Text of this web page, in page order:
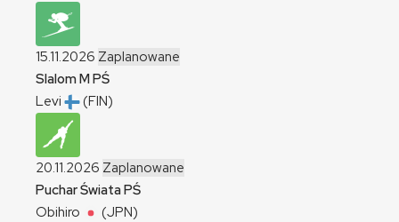
15.11.2026 Zaplanowane
SlalomMPŚ
Levi
(FIN)
20.11.2026 Zaplanowane
Puchar ŚwiataPŚ
Obihiro
(JPN)